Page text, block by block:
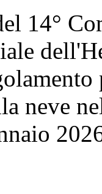
14°
neve